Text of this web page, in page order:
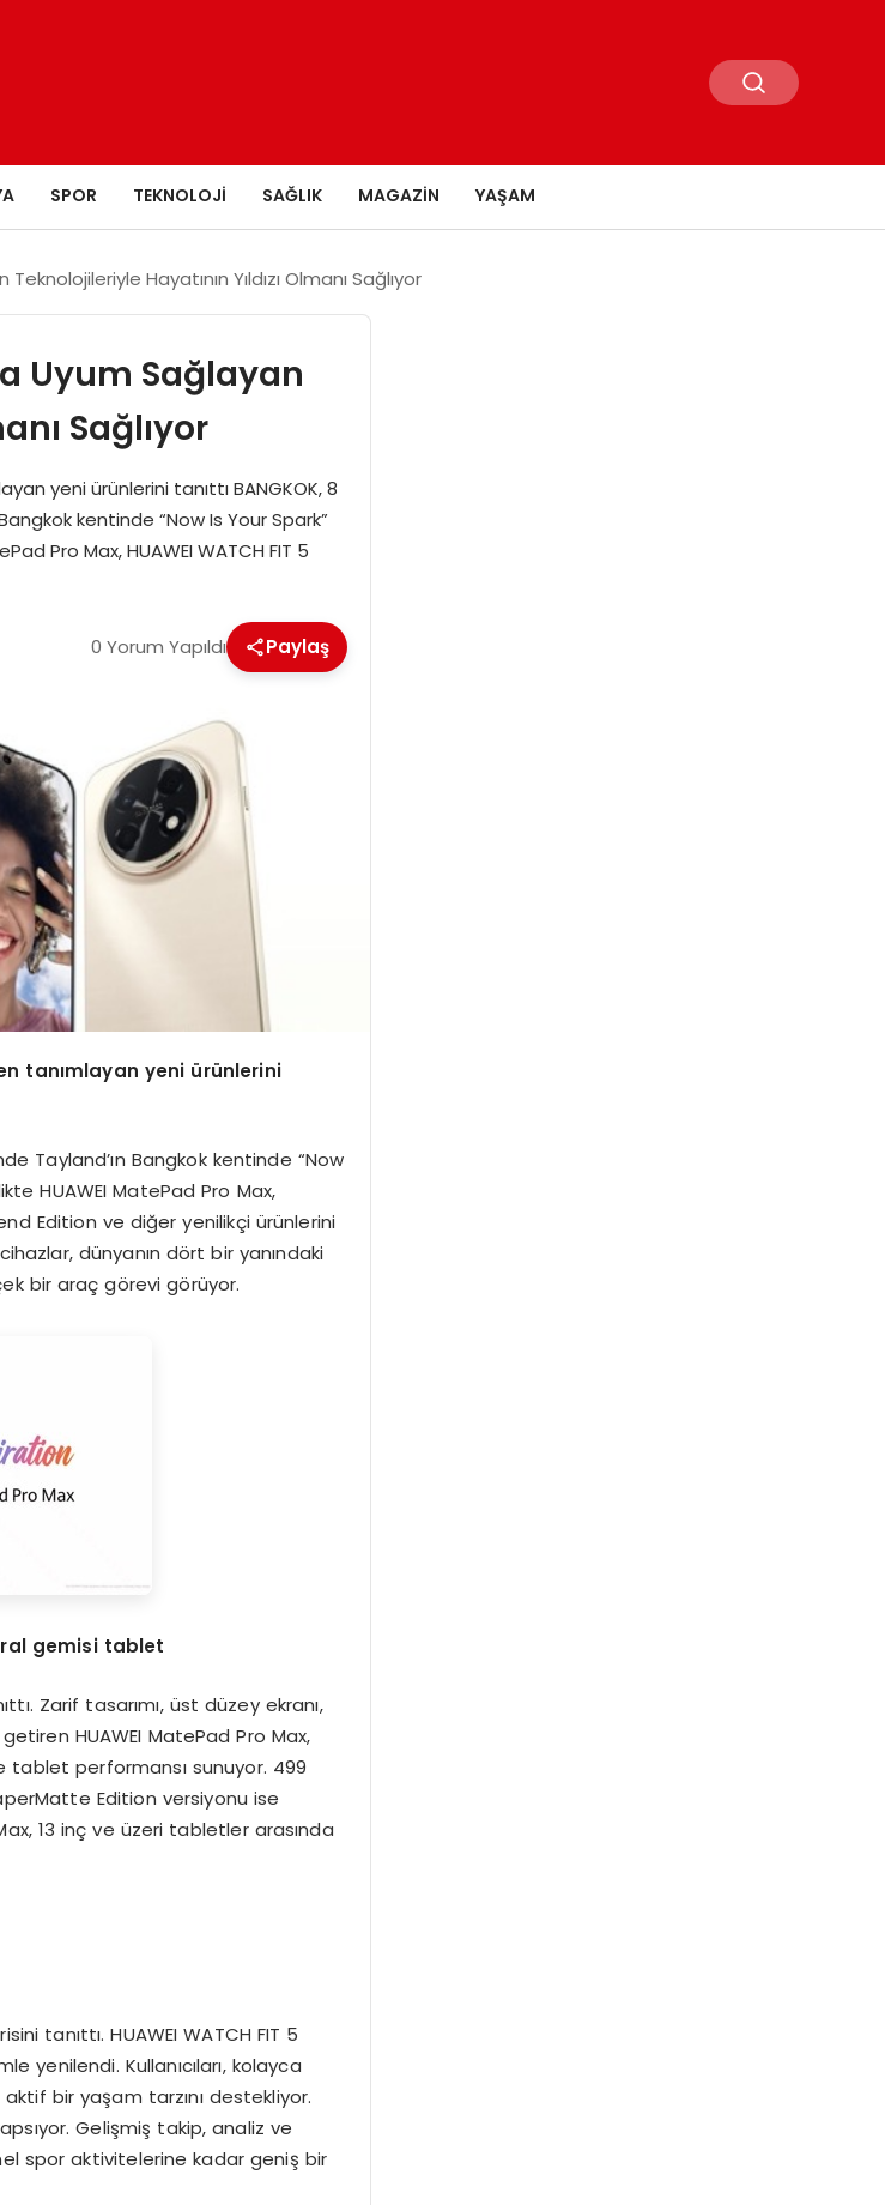
SPOR TEKNOLOJI SAĞLIK MAGAZIN YAŞAM
Hayatının Yıldızı Olmanı Sağlıyor
Uyum Sağlayan
Sağlıyor
yeni ürünlerini tanıttı BANGKOK, 8
kentinde “Now Is Your Spark”
Pro Max, HUAWEI WATCH FIT 5
0 Yorum Yapıldı Paylaş
tanımlayan yeni ürünlerini
Tayland’ın Bangkok kentinde “Now
HUAWEI MatePad Pro Max,
Edition ve diğer yenilikçi ürünlerini
dünyanın dört bir yanındaki
bir araç görevi görüyor.
gemisi tablet
Zarif tasarımı, üst düzey ekranı,
HUAWEI MatePad Pro Max,
tablet performansı sunuyor. 499
Edition versiyonu ise
13 inç ve üzeri tabletler arasında
tanıttı. HUAWEI WATCH FIT 5
yenilendi. Kullanıcıları, kolayca
bir yaşam tarzını destekliyor.
Gelişmiş takip, analiz ve
spor aktivitelerine kadar geniş bir